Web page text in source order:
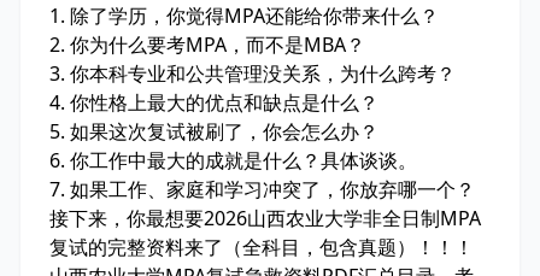
1. 除了学历，你觉得MPA还能给你带来什么？
2. 你为什么要考MPA，而不是MBA？
3. 你本科专业和公共管理没关系，为什么跨考？
4. 你性格上最大的优点和缺点是什么？
5. 如果这次复试被刷了，你会怎么办？
6. 你工作中最大的成就是什么？具体谈谈。
7. 如果工作、家庭和学习冲突了，你放弃哪一个？
接下来，你最想要2026山西农业大学非全日制MPA
复试的完整资料来了（全科目，包含真题）！！！